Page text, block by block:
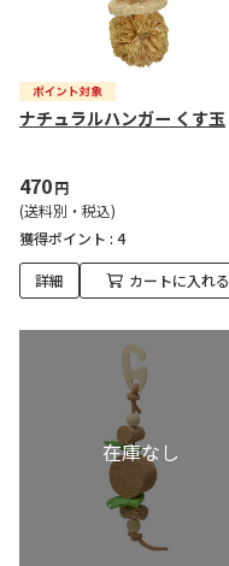
ナチュラルハンガー くす玉
470円
(送料別・税込)
獲得ポイント : 4
詳細 カートに入れる